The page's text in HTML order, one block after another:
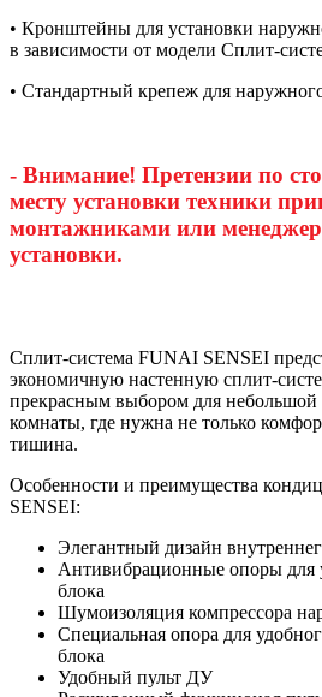
• Кронштейны для установки
в зависимости от модели Сплит-
• Стандартный крепеж для
- Внимание! Претензии по
месту установки техники
монтажниками или
установки.
Сплит-система FUNAI SENSEI
экономичную настенную сплит-
прекрасным выбором для небольшой
комнаты, где нужна не только
тишина.
Особенности и преимущества
SENSEI:
Элегантный дизайн
Антивибрационные опоры для
блока
Шумоизоляция компрессора
Специальная опора для
блока
Удобный пульт ДУ